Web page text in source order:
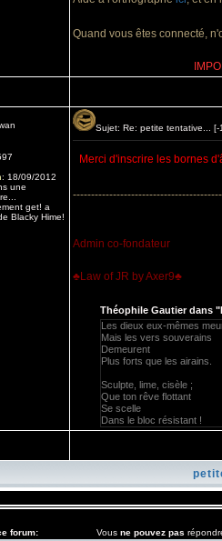
Quand vous êtes connecté,
: 18/09/2012
une
get! a
Blacky Hime!
Sujet: Re: petite tentative...
Merci d'inscrire les bornes
Admin co-fondateur
♣Law of JR by Axer9♣
Théophile Gautier dans
Les dieux eux-mêmes
Mais les vers souverains
Demeurent
Plus forts que les airains.
Sculpte, lime, cisèle ;
Que ton rêve flottant
Se scelle
Dans le bloc résistant !
forum: Vous ne pouvez pas